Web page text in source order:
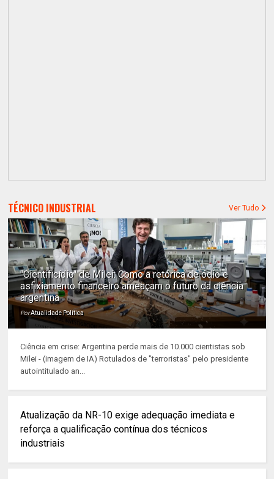
TÉCNICO INDUSTRIAL Ver Tudo
"Cientificídio" de Milei: Como a retórica de ódio e
asfixiamento financeiro ameaçam o futuro da ciência
argentina
PorAtualidade Política
Ciência em crise: Argentina perde mais de 10.000 cientistas sob
Milei - (imagem de IA) Rotulados de "terroristas" pelo presidente
autointitulado an...
Atualização da NR-10 exige adequação imediata e
reforça a qualificação contínua dos técnicos
industriais